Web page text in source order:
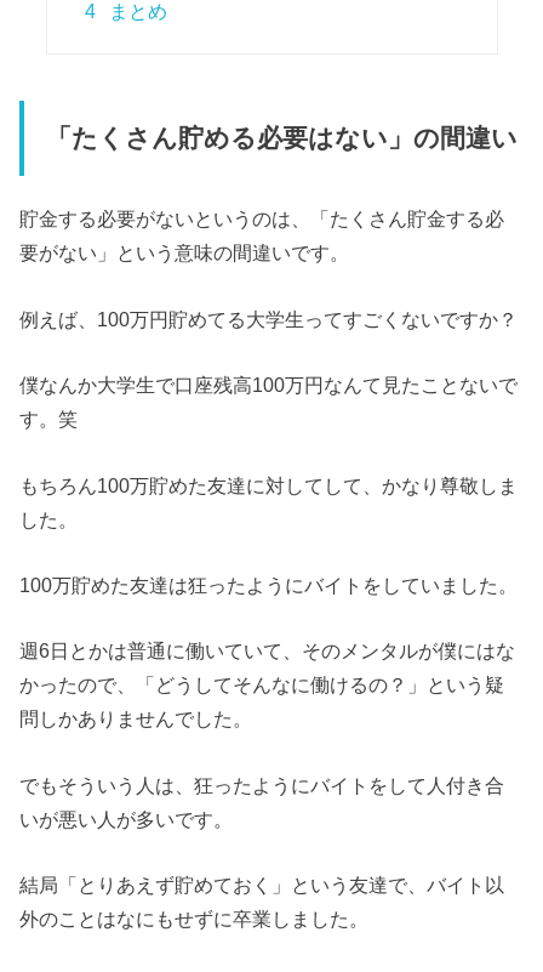
4 まとめ
「たくさん貯める必要はない」の間違い
貯金する必要がないというのは、「たくさん貯金する必
要がない」という意味の間違いです。
例えば、100万円貯めてる大学生ってすごくないですか？
僕なんか大学生で口座残高100万円なんて見たことないで
す。笑
もちろん100万貯めた友達に対してして、かなり尊敬しま
した。
100万貯めた友達は狂ったようにバイトをしていました。
週6日とかは普通に働いていて、そのメンタルが僕にはな
かったので、「どうしてそんなに働けるの？」という疑
問しかありませんでした。
でもそういう人は、狂ったようにバイトをして人付き合
いが悪い人が多いです。
結局「とりあえず貯めておく」という友達で、バイト以
外のことはなにもせずに卒業しました。